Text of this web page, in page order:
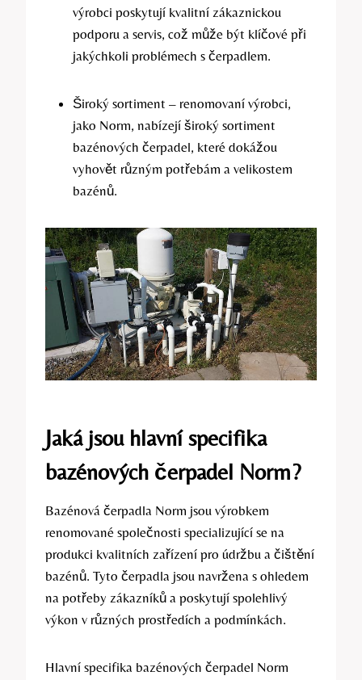
výrobci poskytují kvalitní zákaznickou
podporu a servis, což může být klíčové při
jakýchkoli problémech s čerpadlem.
Široký sortiment – renomovaní výrobci,
jako Norm, nabízejí široký sortiment
bazénových čerpadel, které dokážou
vyhovět různým potřebám a velikostem
bazénů.
Jaká jsou hlavní specifika
bazénových čerpadel Norm?
Bazénová čerpadla Norm jsou výrobkem
renomované společnosti specializující se na
produkci kvalitních zařízení pro údržbu a čištění
bazénů. Tyto čerpadla jsou navržena s ohledem
na potřeby zákazníků a poskytují spolehlivý
výkon v různých prostředích a podmínkách.
Hlavní specifika bazénových čerpadel Norm